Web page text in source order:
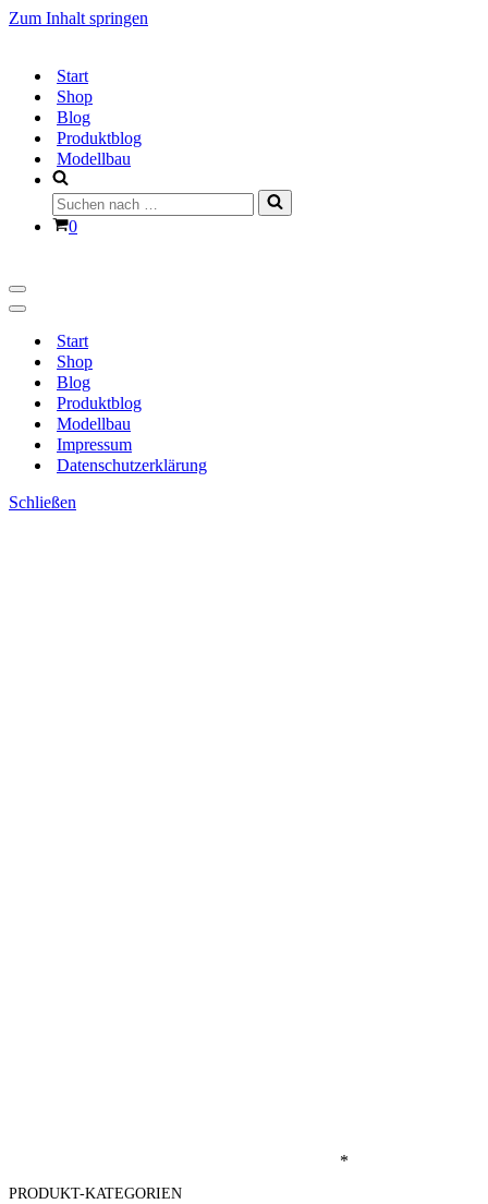
Zum Inhalt springen
Start
Shop
Blog
Produktblog
Modellbau
Suchen
nach …
Warenkorb
0
Navigationsmenü
Navigationsmenü
Start
Shop
Blog
Produktblog
Modellbau
Impressum
Datenschutzerklärung
Schließen
*
PRODUKT-KATEGORIEN